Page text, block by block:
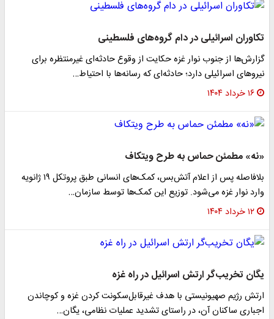
تکاوران اسرائیلی در دام گروه‌های فلسطینی
گزارش‌ها از جنوب نوار غزه حکایت از وقوع حادثه‌ای غیرمنتظره برای
نیروهای اسرائیلی دارد؛ حادثه‌ای که رسانه‌ها با احتیاط…
۱۶ خرداد ۱۴۰۴
«نه» مطمئن حماس به طرح ویتکاف
بلافاصله پس از اعلام آتش‌بس، کمک‌های انسانی طبق پروتکل ۱۹ ژانویه
وارد نوار غزه می‌شود. توزیع این کمک‌ها توسط سازمان…
۱۲ خرداد ۱۴۰۴
یگان تخریب‌گر ارتش اسرائیل در راه غزه
ارتش رژیم صهیونیستی با هدف غیرقابل‌سکونت کردن غزه و کوچاندن
اجباری ساکنان آن، در راستای تشدید عملیات نظامی، یگان…